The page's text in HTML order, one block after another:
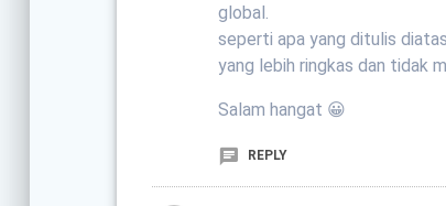
global.
seperti apa yang ditulis
yang lebih ringkas dan tidak
Salam hangat 😀
REPLY